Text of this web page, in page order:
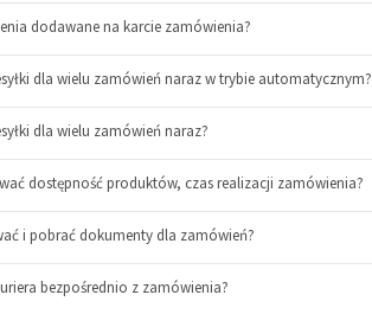
dodawane na karcie zamówienia?
dla wielu zamówień naraz w trybie automatycznym?
dla wielu zamówień naraz?
dostępność produktów, czas realizacji zamówienia?
i pobrać dokumenty dla zamówień?
bezpośrednio z zamówienia?